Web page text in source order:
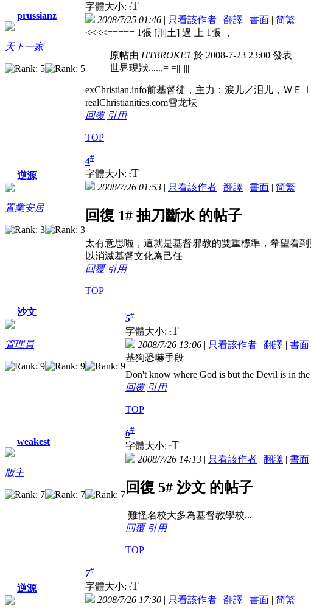
prussianz
天下一家
字體大小: tT
2008/7/25 01:46 | 只看該作者 | 翻譯 | 書面 | 简繁
<<<<===== 1張 [刑土] 過 上 1張
，
原帖由 HTBROKE1 於 2008-7-23 23:00 發表
世界現狀......= =||||||||
exChristian.info前基督徒，主力：淚儿／泪儿，Ｗ
realChristianities.com雪龙坛
回覆 引用
TOP
逆源
置業安居
4#
字體大小: tT
2008/7/26 01:53 | 只看該作者 | 翻譯 | 書面 | 简繁
回復 1# 抽刀斷水 的帖子
太有意思啦，這就是基督邪教的雙重標準，希望看
以消滅基督文化為己任
回覆 引用
TOP
沙文
管理員
5#
字體大小: tT
2008/7/26 13:06 | 只看該作者 | 翻譯 | 書面
基狗恐嚇手段
Don't know where God is but the Devil is in the
回覆 引用
TOP
weakest
版主
6#
字體大小: tT
2008/7/26 14:13 | 只看該作者 | 翻譯 | 書面
回復 5# 沙文 的帖子
難怪名校大多為基督教學校...
回覆 引用
TOP
逆源
7#
字體大小: tT
2008/7/26 17:30 | 只看該作者 | 翻譯 | 書面 | 简繁